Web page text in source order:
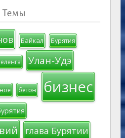
Темы
Байкал Бурятия
Улан-Удэ
бетон бизнес
глава Бурятии